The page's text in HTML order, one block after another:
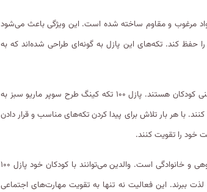
۱۰۰ تکه کینگ طرح سوپر ماریو سبز کد ۸۰۴۱ از جنس مواد مرغوب و مقاوم ساخته شده است. این ویژگی باعث می‌شود
را حفظ کند. تکه‌های این پازل به گونه‌ای طراحی شده‌اند که به
تقویت مهارت‌های ذهنی: پازل‌ها یکی از بهترین ابزارها برای تقویت مهارت‌های ذهنی کودکان هستند. پازل ۱۰۰ تکه کینگ طرح سوپر ماریو سبز به
با هر بار تلاش برای پیدا کردن تکه‌های مناسب و قرار دادن
خود را تقویت کنند.
سرگرمی خانوادگی: یکی از بزرگترین مزایای این پازل، امکان انجام آن به صورت گروهی و خانوادگی است. والدین می‌توانند با کودکان خود پازل ۱۰۰
از لحظات با هم بودن لذت ببرند. این فعالیت نه تنها به تقویت مهارت‌های اجتماعی